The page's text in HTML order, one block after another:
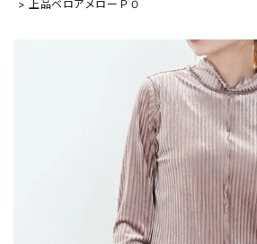
上品ベロアメローＰＯ